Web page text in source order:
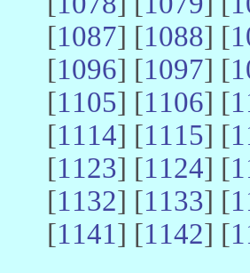
[1087] [1088] [
[1096] [1097] [
[1105] [1106] [
[1114] [1115] [
[1123] [1124] [
[1132] [1133] [
[1141] [1142] [